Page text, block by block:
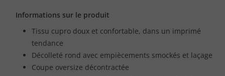
Informations sur le produit
Tissu cupro doux et confortable, dans un imprimé
tendance
Décolleté rond avec empiècements smockés et laçage
Coupe oversize décontractée